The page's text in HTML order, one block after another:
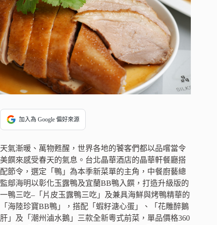
加入為 Google 偏好來源
天氣漸暖、萬物甦醒，世界各地的饕客們都以品嚐當令
美饌來感受春天的氣息。台北晶華酒店的晶華軒餐廳搭
配節令，選定「鴨」為本季新菜單的主角，中餐廚藝總
監鄔海明以彰化玉露鴨及宜蘭BB鴨入饌，打造升級版的
一鴨三吃–「片皮玉露鴨三吃」及兼具海鮮與烤鴨精華的
「海陸珍寶BB鴨」，搭配「蝦籽溏心蛋」、「花雕醉鵝
肝」及「潮州滷水鵝」三款全新粵式前菜，單品價格360